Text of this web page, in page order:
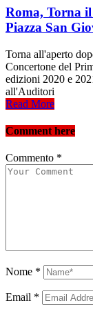
Roma, Torna
Piazza San
Torna all'aperto
Concertone del
edizioni 2020 e
all'Auditori
Read More
Comment here
Commento *
Nome *
Email *